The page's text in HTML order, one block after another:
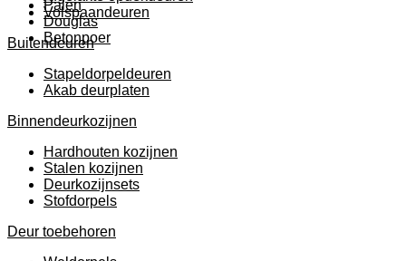
Palen
Douglas
Betonpoer
Volspaandeuren
Buitendeuren
Stapeldorpeldeuren
Akab deurplaten
Binnendeurkozijnen
Hardhouten kozijnen
Stalen kozijnen
Deurkozijnsets
Stofdorpels
Deur toebehoren